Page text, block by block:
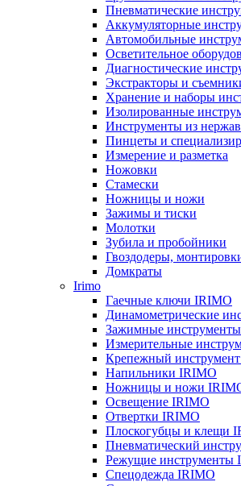
Пневматические
Аккумуляторные
Автомобильные
Осветительное
Диагностические
Экстракторы и
Хранение и наборы
Изолированные
Инструменты из
Пинцеты и
Измерение и разметка
Ножовки
Стамески
Ножницы и ножи
Зажимы и тиски
Молотки
Зубила и пробойники
Гвоздодеры,
Домкраты
Irimo
Гаечные ключи IRIMO
Динамометрические
Зажимные
Измерительные
Крепежный
Напильники IRIMO
Ножницы и ножи
Освещение IRIMO
Отвертки IRIMO
Плоскогубцы и клещи
Пневматический
Режущие инструменты
Спецодежда IRIMO